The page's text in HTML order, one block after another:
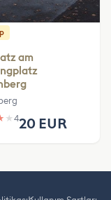
am
★ 420 EUR